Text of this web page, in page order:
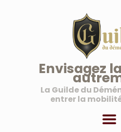
Envisagez
La Guilde du
entrer la
La Guilde du
Une nouvelle vision
ACCUEIL
À PROPOS
NOS SERVICES